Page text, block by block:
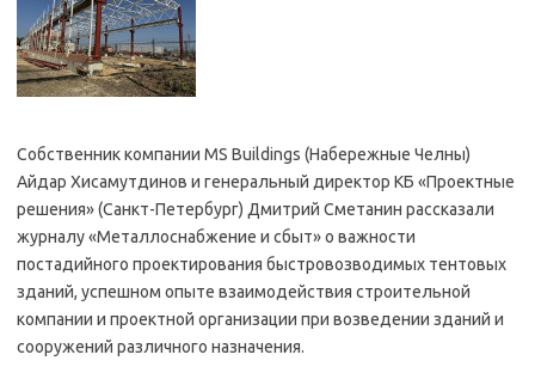
Собственник компании MS Buildings (Набережные Челны)
Айдар Хисамутдинов и генеральный директор КБ «Проектные
решения» (Санкт-Петербург) Дмитрий Сметанин рассказали
журналу «Металлоснабжение и сбыт» о важности
постадийного проектирования быстровозводимых тентовых
зданий, успешном опыте взаимодействия строительной
компании и проектной организации при возведении зданий и
сооружений различного назначения.